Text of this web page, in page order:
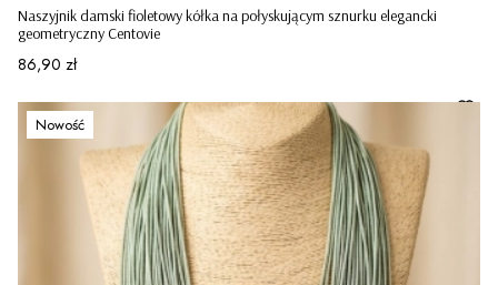
Naszyjnik damski fioletowy kółka na połyskującym sznurku elegancki
geometryczny Centovie
Cena
86,90 zł
Nowość